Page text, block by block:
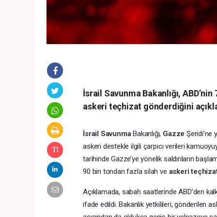
İsrail Savunma Bakanlığı,
askeri teçhizat gönderdiğini
İsrail SavunmaBakanlığı, Gazze Şeridi’ne
askeri destekle ilgili çarpıcı verileri
tarihinde Gazze’ye yönelik saldırıların
90 bin tondan fazla silah ve askeri
Açıklamada, sabah saatlerinde ABD’den
ifade edildi. Bakanlık yetkilileri, gönderilen